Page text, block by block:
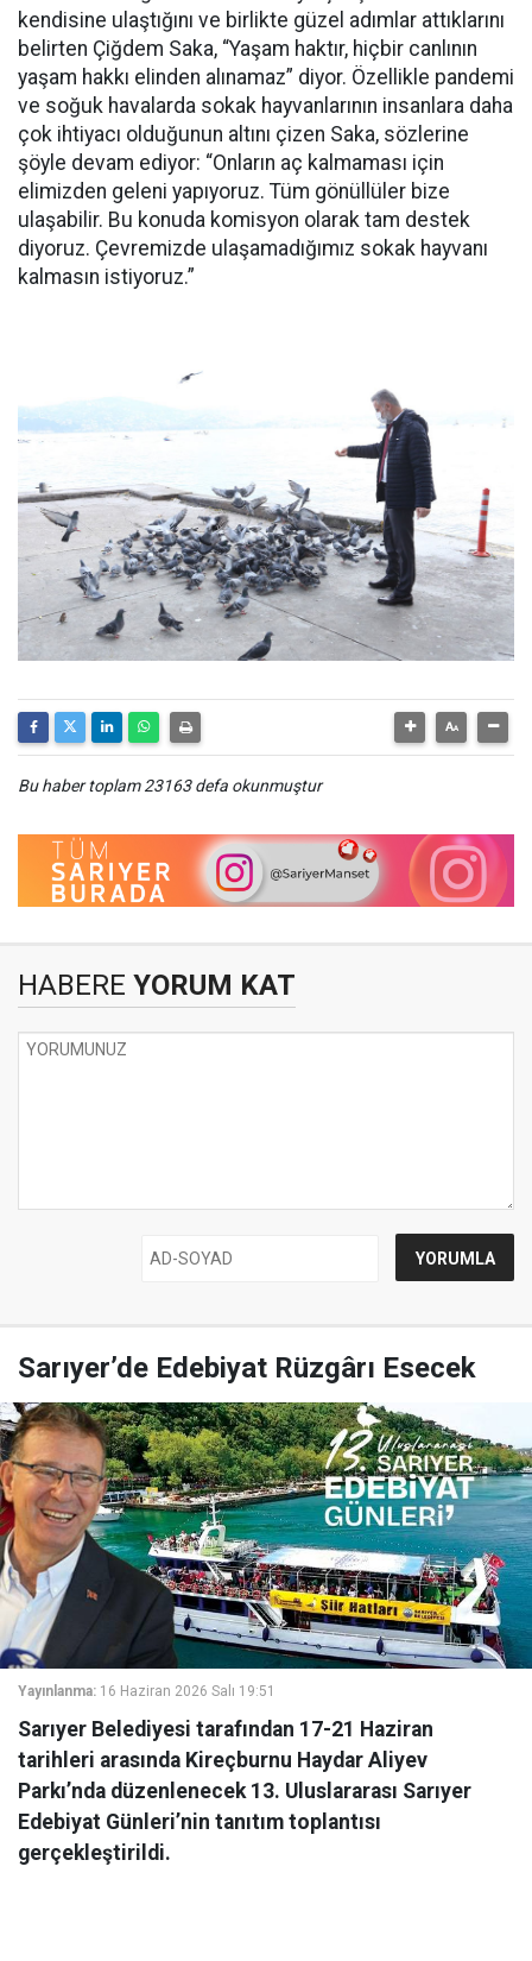
kendisine ulaştığını ve birlikte güzel adımlar attıklarını
belirten Çiğdem Saka, “Yaşam haktır, hiçbir canlının
yaşam hakkı elinden alınamaz” diyor. Özellikle pandemi
ve soğuk havalarda sokak hayvanlarının insanlara daha
çok ihtiyacı olduğunun altını çizen Saka, sözlerine
şöyle devam ediyor: “Onların aç kalmaması için
elimizden geleni yapıyoruz. Tüm gönüllüler bize
ulaşabilir. Bu konuda komisyon olarak tam destek
diyoruz. Çevremizde ulaşamadığımız sokak hayvanı
kalmasın istiyoruz.”
Bu haber toplam 23163 defa okunmuştur
HABERE YORUM KAT
Sarıyer’de Edebiyat Rüzgârı Esecek
Yayınlanma: 16 Haziran 2026 Salı 19:51
Sarıyer Belediyesi tarafından 17-21 Haziran
tarihleri arasında Kireçburnu Haydar Aliyev
Parkı’nda düzenlenecek 13. Uluslararası Sarıyer
Edebiyat Günleri’nin tanıtım toplantısı
gerçekleştirildi.